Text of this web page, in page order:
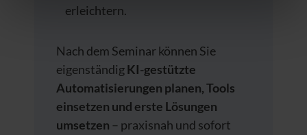
erleichtern.
Nach dem Seminar können Sie
eigenständigKI-gestützte
Automatisierungen planen, Tools
einsetzen und erste Lösungen
umsetzen – praxisnah und sofort